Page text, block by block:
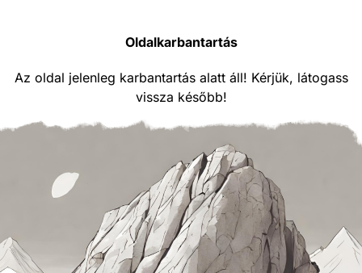
Oldalkarbantartás
Az oldal jelenleg karbantartás alatt áll! Kérjük, látogass
vissza később!